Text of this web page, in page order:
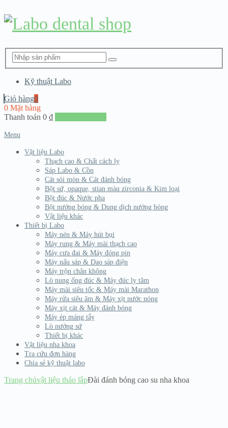
Kỹ thuật Labo
Giỏ hàng0
0 Mặt hàng
Thanh toán 0 ₫
Menu
Vật liệu Labo
Thạch cao & Chất cách ly
Sáp Labo & Cồn
Cát sói mòn & Cát đánh bóng
Bột sứ, opaque, stian màu zirconia & Kim loại
Bột đúc & Nước pha
Bột nướng bóng & Dung dịch nướng bóng
Vật liệu khác
Thiết bị Labo
Máy nén & Máy hút bụi
Máy rung & Máy mài thạch cao
Máy cưa đai & Máy đóng pin
Máy nấu sáp & Dao sáp điện
Máy trộn chân không
Lò nung ống đúc & Máy đúc ly tâm
Máy mài siêu tốc & Máy mài Marathon
Máy rửa siêu âm & Máy xịt nước nóng
Máy xịt cát & Máy đánh bóng
Máy ép máng tẩy
Lò nướng sứ
Thiết bị khác
Vật liệu nha khoa
Tra cứu đơn hàng
Chia sẻ kỹ thuật labo
Trang chủvật liệu tháo lắpĐài đánh bóng cao su nha khoa